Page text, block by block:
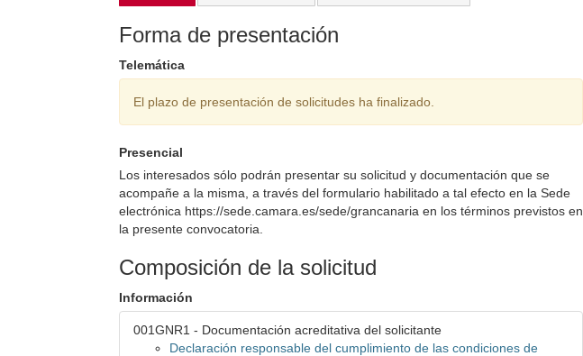
Forma de presentación
Telemática
El plazo de presentación de solicitudes ha finalizado.
Presencial
Los interesados sólo podrán presentar su solicitud y documentación que se
acompañe a la misma, a través del formulario habilitado a tal efecto en la Sede
electrónica https://sede.camara.es/sede/grancanaria en los términos previstos en
la presente convocatoria.
Composición de la solicitud
Información
001GNR1 - Documentación acreditativa del solicitante
Declaración responsable del cumplimiento de las condiciones de